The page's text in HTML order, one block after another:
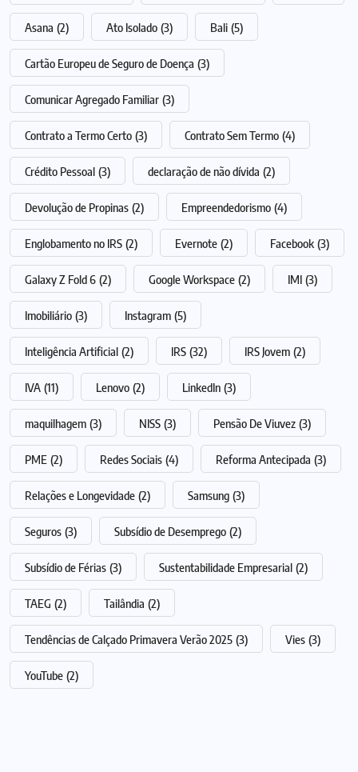
Asana (2) Ato Isolado (3) Bali (5)
Cartão Europeu de Seguro de Doença (3)
Comunicar Agregado Familiar (3)
Contrato a Termo Certo (3) Contrato Sem Termo (4)
Crédito Pessoal (3) declaração de não dívida (2)
Devolução de Propinas (2) Empreendedorismo (4)
Englobamento no IRS (2) Evernote (2) Facebook (3)
Galaxy Z Fold 6 (2) Google Workspace (2) IMI (3)
Imobiliário (3) Instagram (5)
Inteligência Artificial (2) IRS (32) IRS Jovem (2)
IVA (11) Lenovo (2) LinkedIn (3)
maquilhagem (3) NISS (3) Pensão De Viuvez (3)
PME (2) Redes Sociais (4) Reforma Antecipada (3)
Relações e Longevidade (2) Samsung (3)
Seguros (3) Subsídio de Desemprego (2)
Subsídio de Férias (3) Sustentabilidade Empresarial (2)
TAEG (2) Tailândia (2)
Tendências de Calçado Primavera Verão 2025 (3) Vies (3)
YouTube (2)